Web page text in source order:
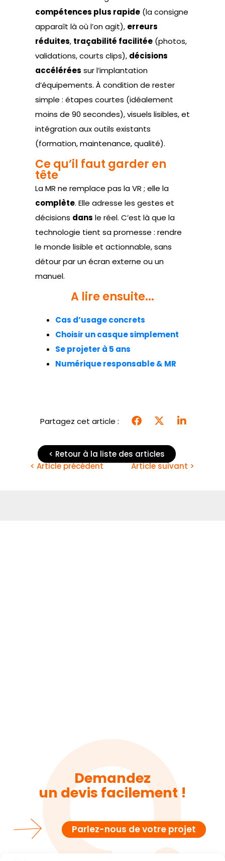
compétences plus rapide (la consigne
apparaît là où l’on agit), erreurs
réduites, traçabilité facilitée (photos,
validations, courts clips), décisions
accélérées sur l’implantation
d’équipements. À condition de rester
simple : étapes courtes (idéalement
moins de 90 secondes), visuels lisibles, et
intégration aux outils existants
(formation, maintenance, qualité).
Ce qu’il faut garder en
tête
La MR ne remplace pas la VR ; elle la
complète. Elle adresse les gestes et
décisions dans le réel. C’est là que la
technologie tient sa promesse : rendre
le monde lisible et actionnable, sans
détour par un écran externe ou un
manuel.
A lire ensuite...
Cas d’usage concrets
Choisir un casque simplement
Se projeter à 5 ans
Numérique responsable & MR
Partagez cet article :
< Retour à la liste des articles
< Article précédent
Article suivant >
Demandez
un devis facilement !
Parlez-nous de votre projet